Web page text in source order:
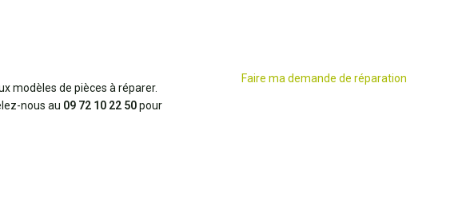
modèles de pièces à réparer.
nous au 09 72 10 22 50pour
Faire ma demande de réparation